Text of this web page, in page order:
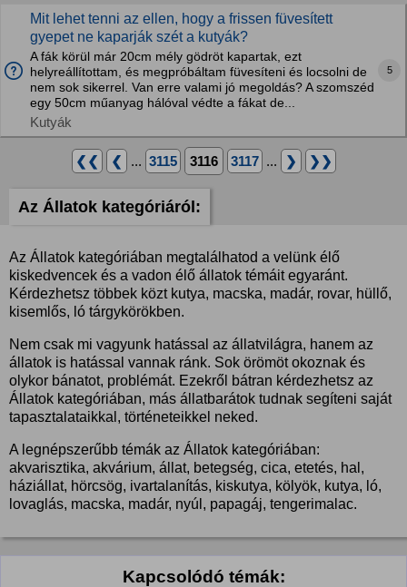
Mit lehet tenni az ellen, hogy a frissen füvesített
gyepet ne kaparják szét a kutyák?
A fák körül már 20cm mély gödröt kapartak, ezt
helyreállítottam, és megpróbáltam füvesíteni és locsolni de
nem sok sikerrel. Van erre valami jó megoldás? A szomszéd
egy 50cm műanyag hálóval védte a fákat de...
Kutyák
5
❮❮ ❮ ... 3115 3116 3117 ... ❯ ❯❯
Az Állatok kategóriáról:
Az Állatok kategóriában megtalálhatod a velünk élő
kiskedvencek és a vadon élő állatok témáit egyaránt.
Kérdezhetsz többek közt kutya, macska, madár, rovar, hüllő,
kisemlős, ló tárgykörökben.
Nem csak mi vagyunk hatással az állatvilágra, hanem az
állatok is hatással vannak ránk. Sok örömöt okoznak és
olykor bánatot, problémát. Ezekről bátran kérdezhetsz az
Állatok kategóriában, más állatbarátok tudnak segíteni saját
tapasztalataikkal, történeteikkel neked.
A legnépszerűbb témák az Állatok kategóriában:
akvarisztika, akvárium, állat, betegség, cica, etetés, hal,
háziállat, hörcsög, ivartalanítás, kiskutya, kölyök, kutya, ló,
lovaglás, macska, madár, nyúl, papagáj, tengerimalac.
Kapcsolódó témák: